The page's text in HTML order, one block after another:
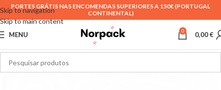
Skip to navigation
Skip to main content
PORTES GRÁTIS NAS ENCOMENDAS SUPERIORES A 150€ (PORTUGAL
CONTINENTAL)
MENU 0 0,00€